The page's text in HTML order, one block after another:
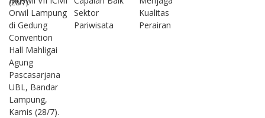
Orwil Lampung
di Gedung
Convention
Hall Mahligai
Agung
Pascasarjana
UBL, Bandar
Lampung,
Kamis (28/7).
Sektor
Pariwisata
Kualitas
Perairan